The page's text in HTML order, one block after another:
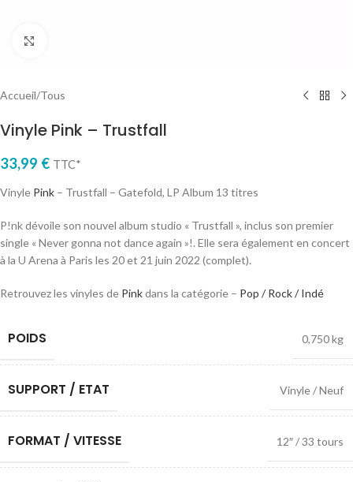
Accueil/Tous
Vinyle Pink – Trustfall
33,99 € TTC*
Vinyle Pink – Trustfall – Gatefold, LP Album 13 titres
P!nk dévoile son nouvel album studio « Trustfall », inclus son premier
single « Never gonna not dance again »!. Elle sera également en concert
à la U Arena à Paris les 20 et 21 juin 2022 (complet).
Retrouvez les vinyles de Pinkdans la catégorie – Pop / Rock / Indé
POIDS 0,750 kg
SUPPORT / ETAT Vinyle / Neuf
FORMAT / VITESSE 12″ / 33 tours